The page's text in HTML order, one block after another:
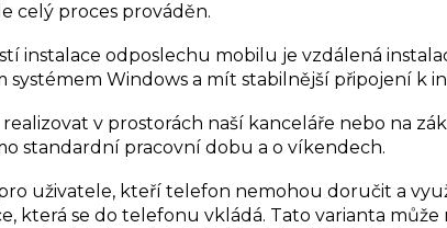
celý proces prováděn.
instalace odposlechu mobilu je vzdálená
systémem Windows a mít stabilnější připojení k
realizovat v prostorách naší kanceláře nebo na
standardní pracovní dobu a o víkendech.
uživatele, kteří telefon nemohou doručit a
která se do telefonu vkládá. Tato varianta